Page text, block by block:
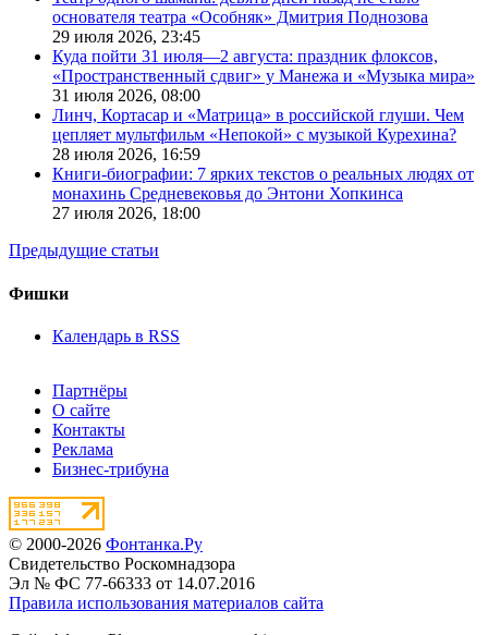
основателя театра «Особняк» Дмитрия Поднозова
29 июля 2026, 23:45
Куда пойти 31 июля—2 августа: праздник флоксов,
«Пространственный сдвиг» у Манежа и «Музыка мира»
31 июля 2026, 08:00
Линч, Кортасар и «Матрица» в российской глуши. Чем
цепляет мультфильм «Непокой» с музыкой Курехина?
28 июля 2026, 16:59
Книги-биографии: 7 ярких текстов о реальных людях от
монахинь Средневековья до Энтони Хопкинса
27 июля 2026, 18:00
Предыдущие статьи
Фишки
Календарь в RSS
Партнёры
О сайте
Контакты
Реклама
Бизнес-трибуна
© 2000-2026 Фонтанка.Ру
Свидетельство Роскомнадзора
Эл № ФС 77-66333 от 14.07.2016
Правила использования материалов сайта